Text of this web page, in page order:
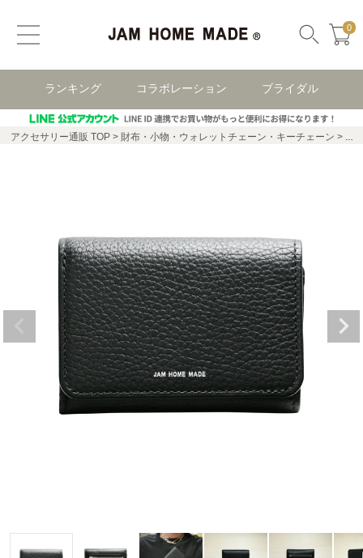
0
ランキング コラボレーション ブライダル
アクセサリー通販 TOP 財布・小物・ウォレットチェーン・キーチェーン メ